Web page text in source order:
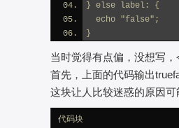
} else label: {
echo "false";
}
当时觉得有点偏，没想写
首先，上面的代码输出
这块让人比较迷惑的原因
代码块